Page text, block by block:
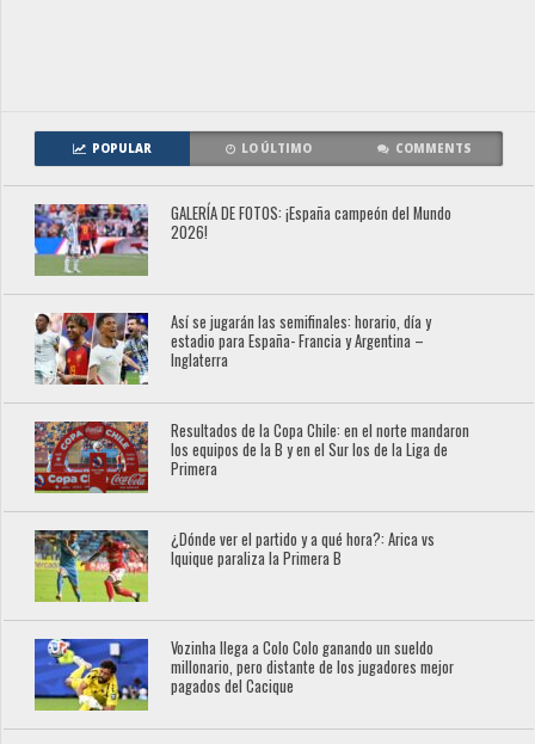
POPULAR LO ÚLTIMO COMMENTS
GALERÍA DE FOTOS: ¡España campeón del Mundo
2026!
Así se jugarán las semifinales: horario, día y
estadio para España- Francia y Argentina –
Inglaterra
Resultados de la Copa Chile: en el norte mandaron
los equipos de la B y en el Sur los de la Liga de
Primera
¿Dónde ver el partido y a qué hora?: Arica vs
Iquique paraliza la Primera B
Vozinha llega a Colo Colo ganando un sueldo
millonario, pero distante de los jugadores mejor
pagados del Cacique